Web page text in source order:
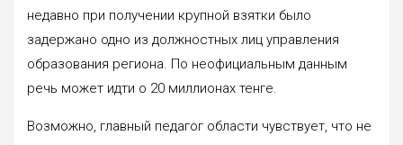
недавно при получении крупной взятки было
задержано одно из должностных лиц управления
образования региона. По неофициальным данным
речь может идти о 20 миллионах тенге.
Возможно, главный педагог области чувствует, что не